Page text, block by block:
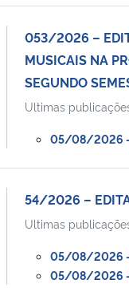
053/2026 –
MUSICAIS NA
SEGUNDO
Ultimas
05/08/2026
54/2026 –
Ultimas
05/08/2026
05/08/2026